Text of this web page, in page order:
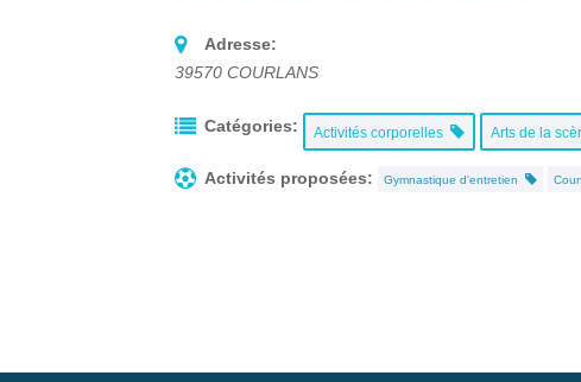
Adresse:
39570 COURLANS
Catégories: Activités corporelles Arts de la
Activités proposées: Gymnastique d'entretien